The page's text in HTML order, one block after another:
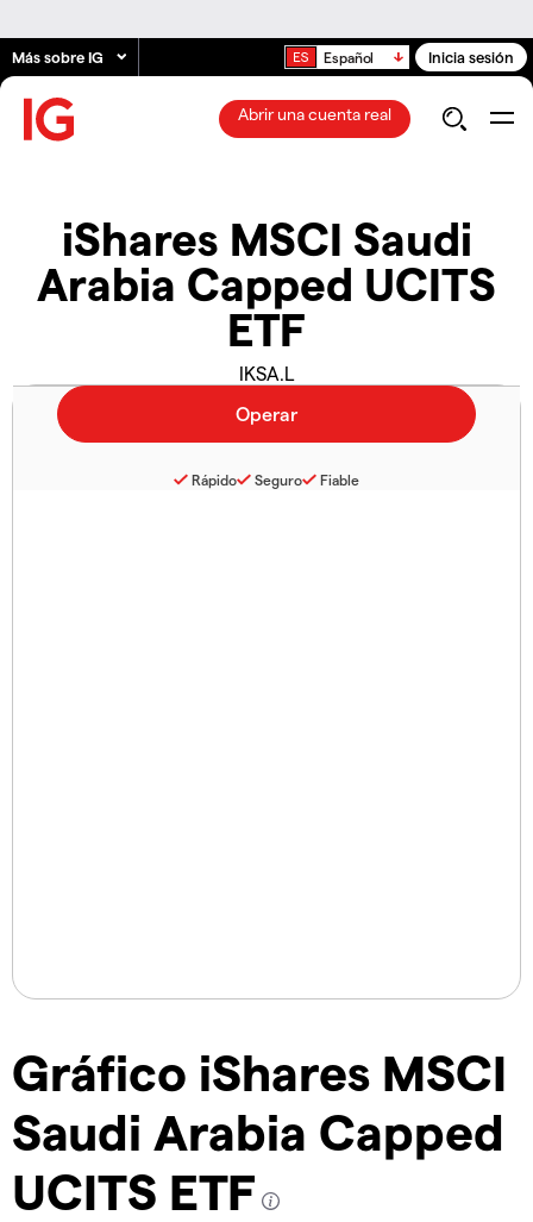
Más sobre IG Español Inicia sesión
Abrir una cuenta real
iShares MSCI Saudi
Arabia Capped UCITS
ETF
IKSA.L
Gráfico iShares MSCI
Saudi Arabia Capped
UCITS ETF
Rápido Seguro Fiable